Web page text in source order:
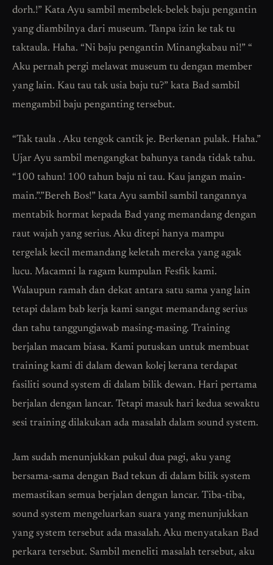
dorh.!” Kata Ayu sambil membelek-belek baju pengantin
yang diambilnya dari museum. Tanpa izin ke tak tu
taktaula. Haha. “Ni baju pengantin Minangkabau ni!” “
Aku pernah pergi melawat museum tu dengan member
yang lain. Kau tau tak usia baju tu?” kata Bad sambil
mengambil baju penganting tersebut.
“Tak taula . Aku tengok cantik je. Berkenan pulak. Haha.”
Ujar Ayu sambil mengangkat bahunya tanda tidak tahu.
“100 tahun! 100 tahun baju ni tau. Kau jangan main-
main.”.”Bereh Bos!” kata Ayu sambil sambil tangannya
mentabik hormat kepada Bad yang memandang dengan
raut wajah yang serius. Aku ditepi hanya mampu
tergelak kecil memandang keletah mereka yang agak
lucu. Macamni la ragam kumpulan Fesfik kami.
Walaupun ramah dan dekat antara satu sama yang lain
tetapi dalam bab kerja kami sangat memandang serius
dan tahu tanggungjawab masing-masing. Training
berjalan macam biasa. Kami putuskan untuk membuat
training kami di dalam dewan kolej kerana terdapat
fasiliti sound system di dalam bilik dewan. Hari pertama
berjalan dengan lancar. Tetapi masuk hari kedua sewaktu
sesi training dilakukan ada masalah dalam sound system.
Jam sudah menunjukkan pukul dua pagi, aku yang
bersama-sama dengan Bad tekun di dalam bilik system
memastikan semua berjalan dengan lancar. Tiba-tiba,
sound system mengeluarkan suara yang menunjukkan
yang system tersebut ada masalah. Aku menyatakan Bad
perkara tersebut. Sambil meneliti masalah tersebut, aku